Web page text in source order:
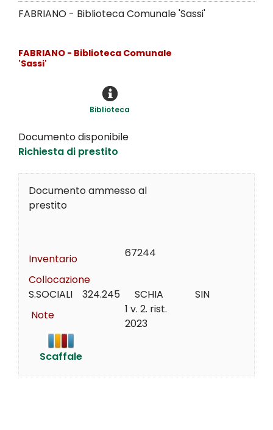
FABRIANO - Biblioteca Comunale 'Sassi'
FABRIANO - Biblioteca Comunale
'Sassi'
Biblioteca
Documento disponibile
Richiesta di prestito
Documento ammesso al
prestito
Inventario
67244
Collocazione
S.SOCIALI    324.245      SCHIA             SIN
Note
1 v. 2. rist.
2023
Scaffale